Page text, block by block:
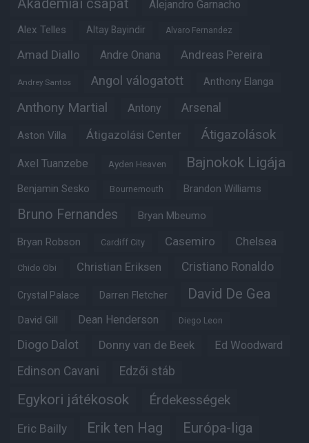
Akadémiai csapat Alejandro Garnacho
Alex Telles Altay Bayindir Alvaro Fernandez
Amad Diallo Andre Onana Andreas Pereira
Andrey Santos Angol válogatott Anthony Elanga
Anthony Martial Antony Arsenal
Aston Villa Átigazolási Center Átigazolások
Axel Tuanzebe Ayden Heaven Bajnokok Ligája
Benjamin Sesko Bournemouth Brandon Williams
Bruno Fernandes Bryan Mbeumo
Bryan Robson Cardiff City Casemiro Chelsea
Chido Obi Christian Eriksen Cristiano Ronaldo
Crystal Palace Darren Fletcher David De Gea
David Gill Dean Henderson Diego Leon
Diogo Dalot Donny van de Beek Ed Woodward
Edinson Cavani Edzői stáb
Egykori játékosok Érdekességek
Eric Bailly Erik ten Hag Európa-liga